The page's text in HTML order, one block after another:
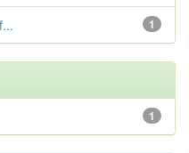
1
1